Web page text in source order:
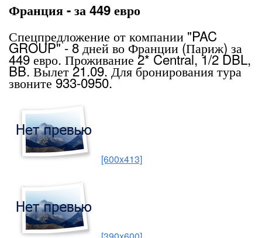
Франция - за 449 евро
Спецпредложение от компании "PAC
GROUP" - 8 дней во Франции (Париж) за
449 евро. Проживание 2* Central, 1/2 DBL,
BB. Вылет 21.09. Для бронирования тура
звоните 933-0950.
[600x413]